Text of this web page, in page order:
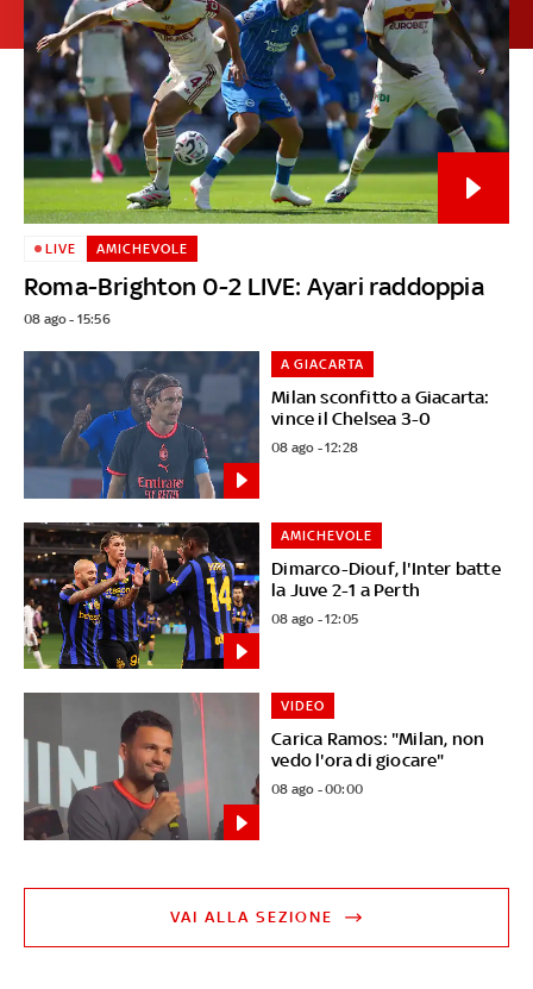
Roma-Brighton 0-2 LIVE: Ayari raddoppia
LIVE AMICHEVOLE
08 ago - 15:56
Milan sconfitto a Giacarta:
vince il Chelsea 3-0
A GIACARTA
08 ago - 12:28
Dimarco-Diouf, l'Inter batte
la Juve 2-1 a Perth
AMICHEVOLE
08 ago - 12:05
Carica Ramos: "Milan, non
vedo l'ora di giocare"
VIDEO
08 ago - 00:00
VAI ALLA SEZIONE